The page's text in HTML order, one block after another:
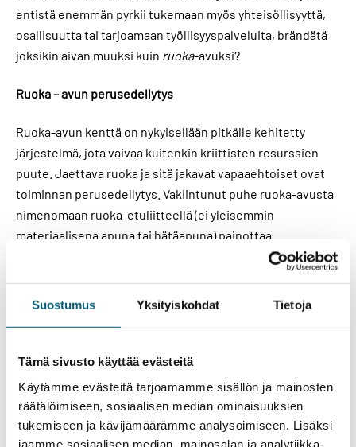
Suostumus Yksityiskohdat Tietoja
Tämä sivusto käyttää evästeitä
Käytämme evästeitä tarjoamamme sisällön ja mainosten
räätälöimiseen, sosiaalisen median ominaisuuksien
tukemiseen ja kävijämäärämme analysoimiseen. Lisäksi
jaamme sosiaalisen median, mainosalan ja analytiikka-
entistä enemmän pyrkii tukemaan myös yhteisöllisyyttä,
osallisuutta tai tarjoamaan työllisyyspalveluita, brändätä
joksikin aivan muuksi kuin ruoka-avuksi?
Ruoka – avun perusedellytys
Ruoka-avun kenttä on nykyisellään pitkälle kehitetty
järjestelmä, jota vaivaa kuitenkin kriittisten resurssien
puute. Jaettava ruoka ja sitä jakavat vapaaehtoiset ovat
toiminnan perusedellytys. Vakiintunut puhe ruoka-avusta
nimenomaan ruoka-etuliitteellä (ei yleisemmin
materiaalisena apuna tai hätäapuna) painottaa
ruokaturvan ja nälän näkökulmia, mutta toisaalta
kansallisen varautumisen osana (Simi, 2025),
(Karjalainen ym., 2021). Vaikka eri kehystäminen johtaa
erilaisiin tavoitteisiin, näissäkin tulokulmissa ja
keskusteluissa toki tiedostetaan, että “todellista tarvetta”
– siis ruokaturvattomuutta ja nälkää – on olemassa. Nälän
ja sen juurisyiden ratkaisemisen ei kuitenkaan tule olla